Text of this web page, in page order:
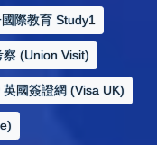
際教育 Study1
察 (Union Visit)
英國簽證網 (Visa UK)